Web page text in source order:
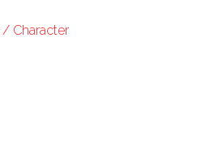
/ Character